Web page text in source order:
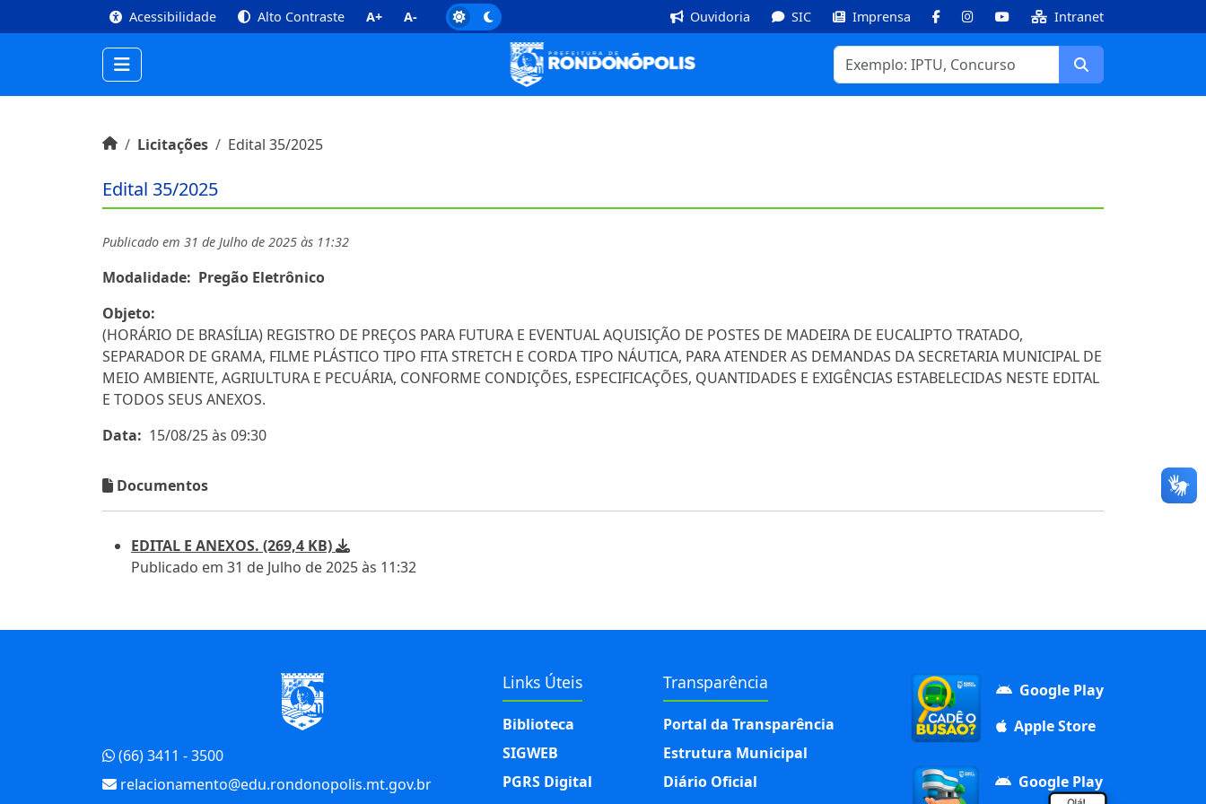
Conteúdo [1] Menu Principal [2] Busca [3] Rodapé [4]
Acessibilidade Alto Contraste A+ A- Ouvidoria SIC Imprensa FacebookInstagramYoutube Intranet
Buscar
Início do conteúdoInícioLicitações Edital 35/2025
Edital 35/2025
Publicado em 31 de Julho de 2025 às 11:32
Modalidade: Pregão Eletrônico
Objeto:
(HORÁRIO DE BRASÍLIA) REGISTRO DE PREÇOS PARA FUTURA E EVENTUAL AQUISIÇÃO DE POSTES DE MADEIRA DE EUCALIPTO TRATADO,
SEPARADOR DE GRAMA, FILME PLÁSTICO TIPO FITA STRETCH E CORDA TIPO NÁUTICA, PARA ATENDER AS DEMANDAS DA SECRETARIA MUNICIPAL DE
MEIO AMBIENTE, AGRIULTURA E PECUÁRIA, CONFORME CONDIÇÕES, ESPECIFICAÇÕES, QUANTIDADES E EXIGÊNCIAS ESTABELECIDAS NESTE EDITAL
E TODOS SEUS ANEXOS.
Data: 15/08/25 às 09:30
Documentos
EDITAL E ANEXOS. (269,4 KB)
Publicado em 31 de Julho de 2025 às 11:32
(66) 3411 - 3500
relacionamento@edu.rondonopolis.mt.gov.br
Links Úteis
Biblioteca
SIGWEB
PGRS Digital
Transparência
Portal da Transparência
Estrutura Municipal
Diário Oficial
Google Play
Apple Store
Google Play